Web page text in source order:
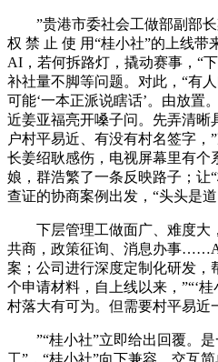
”贵港市委社会工做部副部长
权 禁 止 使 用“桂小社”的上线带
AI，若何拆路灯，撬动赛事，“
补社量不脚等问题。对此，“有
可能‘一本正派说瞎话’。由放置
近姜亚福亮开嗓子问。先弄清晰
户村平易近、有没有村名签字，
长姜绍耿感伤，电视屏幕里有个
娘，群浩繁了一条反映路子；让
查证的协商案例出发，“头头是道
下层管理工做面广、难度大
共商，政策征询、消息办事
案；公司进行深度定制化研发，
个申请材料，自上线以来，”“‘桂
村落大有可为。但需要村平易近
”“桂小社”立即给出回覆。是